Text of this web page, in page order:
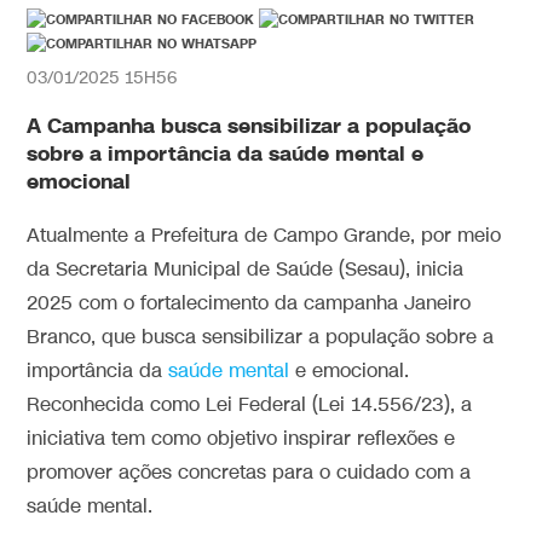
03/01/2025 15H56
A Campanha busca sensibilizar a população
sobre a importância da saúde mental e
emocional
Atualmente a Prefeitura de Campo Grande, por meio
da Secretaria Municipal de Saúde (Sesau), inicia
2025 com o fortalecimento da campanha Janeiro
Branco, que busca sensibilizar a população sobre a
importância dasaúde mental e emocional.
Reconhecida como Lei Federal (Lei 14.556/23), a
iniciativa tem como objetivo inspirar reflexões e
promover ações concretas para o cuidado com a
saúde mental.